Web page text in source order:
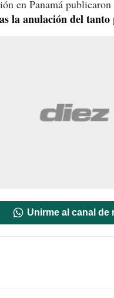
en Panamá publicaron
la anulación del tanto
Unirme al canal de